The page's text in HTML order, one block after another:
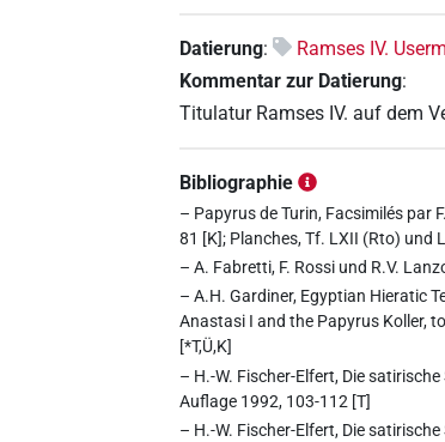
Datierung:
Ramses IV.
Kommentar zur Datierung:
Titulatur Ramses IV. auf dem
Bibliographie
– Papyrus de Turin, Facsimilés par
81 [K]; Planches, Tf. LXII (Rto) und
– A. Fabretti, F. Rossi und R.V.
– A.H. Gardiner, Egyptian Hieratic
Anastasi I and the Papyrus Koller,
[*T,Ü,K]
– H.-W. Fischer-Elfert, Die
Auflage 1992, 103-112 [T]
– H.-W. Fischer-Elfert, Die